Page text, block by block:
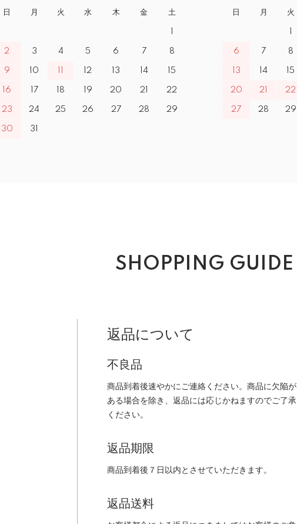
日 月 火 水 木 金 土
2 3 4 5 6 7 8
9 10 12 13 14 15
16 17 18 19 20 21 22
23 24 25 26 27 28 29
30 31
日 月 火
6 7 8
13 14 15
20 21 22
27 28 29
SHOPPING GUIDE
返品について
不良品
商品到着後速やかにご連絡ください。商品に欠陥が
ある場合を除き、返品には応じかねますのでご了承
ください。
返品期限
商品到着後７日以内とさせていただきます。
返品送料